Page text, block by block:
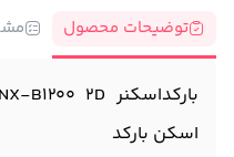
توضیحات محصول
اسکن بارکد